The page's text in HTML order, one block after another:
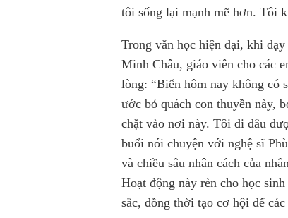
tôi sống lại mạnh mẽ hơn. Tôi
Trong văn học hiện đại, khi
Minh Châu, giáo viên cho các
lòng: “Biển hôm nay không có
ước bỏ quách con thuyền này,
chặt vào nơi này. Tôi đi đâu
buổi nói chuyện với nghệ sĩ
và chiều sâu nhân cách của
Hoạt động này rèn cho học
sắc, đồng thời tạo cơ hội để